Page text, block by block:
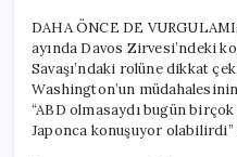
DAHA ÖNCE DE
ayında Davos Zirvesi’ndeki
Savaşı’ndaki rolüne dikkat
Washington’un
“ABD olmasaydı bugün
Japonca konuşuyor